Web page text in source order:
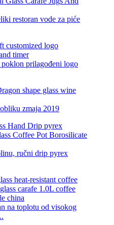
restoran vode za piće
prilagođeni logo
zmaja 2019
ručni drip pyrex
na toplotu od visokog